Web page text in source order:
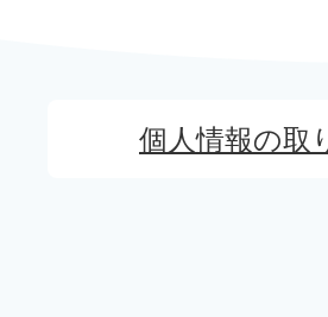
個人情報の取